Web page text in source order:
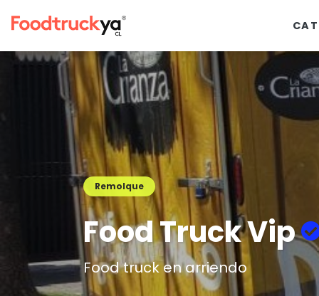
Remolque
Food Truck Vip
Food truck en arriendo